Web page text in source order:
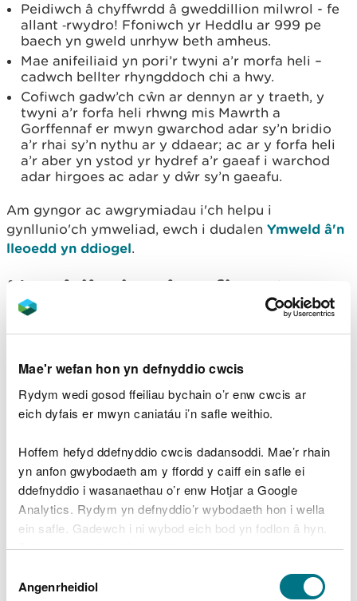
Mae'r wefan hon yn defnyddio cwcis
Rydym wedi gosod ffeiliau bychain o’r enw cwcis ar
eich dyfais er mwyn caniatáu i’n safle weithio.
Hoffem hefyd ddefnyddio cwcis dadansoddi. Mae’r rhain
yn anfon gwybodaeth am y ffordd y caiff ein safle ei
ddefnyddio i wasanaethau o’r enw Hotjar a Google
Analytics. Rydym yn defnyddio’r wybodaeth hon i wella
ein safle. Gadewch i ni wybod eich bod yn fodlon â hyn.
Byddwn yn defnyddio cwci i gadw eich dewis.
Gellirdarllen mwy am ein cwcis cyn i chi ddewis.
Caniatâd
Angenrheidiol
Peidiwch â chyffwrdd â gweddillion milwrol - fe
allant ‑rwydro! Ffoniwch yr Heddlu ar 999 pe
baech yn gweld unrhyw beth amheus.
Mae anifeiliaid yn pori’r twyni a’r morfa heli –
cadwch bellter rhyngddoch chi a hwy.
Cofiwch gadw’ch cŵn ar dennyn ar y traeth, y
twyni a’r forfa heli rhwng mis Mawrth a
Gorffennaf er mwyn gwarchod adar sy’n bridio
a’r rhai sy’n nythu ar y ddaear; ac ar y forfa heli
a’r aber yn ystod yr hydref a’r gaeaf i warchod
adar hirgoes ac adar y dŵr sy’n gaeafu.
Am gyngor ac awgrymiadau i'ch helpu i
gynllunio'ch ymweliad, ewch i dudalen Ymweld â'n
lleoedd yn ddiogel.
Newidiadau i gyfleusterau
ymwelwyr
Gweler brig y dudalen we hon i gael manylion
unrhyw gynlluniau i gau cyfleusterau neu unrhyw
newidiadau eraill i gyfleusterau ymwelwyr yma.
gyfarwyddiadau'r staff ac arwyddion bob amser
gan gynnwys y rhai ar gyfer dargyfeirio neu gau
llwybrau.
Mae'n bosibl y bydd angen i ni ddargyfeirio neu
gau llwybrau wrth i ni wneud gwaith cynnal a
bosibl y bydd angen i ni gau cyfleusterau